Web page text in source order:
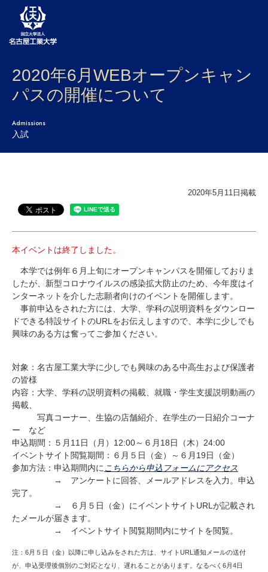
大学案内
学部・大学院・センター
入試
学生生活
社会連携
国際交流
研究・教員Navi
受験生 在学生
卒業生
企業・研究者
アクセス
キャンパスマップ お問い合わせ English 資料請求
2020年6月WEBオープンキャン
パスの開催について
Admissions
入試
2020年5月11日掲載
本イベントは終了しました。
本学では例年６月上旬にオープンキャンパスを開催しておりま
したが、新型コロナウイルスの感染拡大防止のため、今年度はイ
ンターネットを介した志願者向けのイベントを開催します。
事前申込をされた方には、大学、学科の説明資料をダウンロー
ドできる特設サイトのURLをお伝えしますので、本学に少しでも
興味のある方は奮ってご参加ください。
対象：名古屋工業大学に少しでも興味のある中高生および保護者
の皆様
内容：大学、学科の説明資料の掲載、就職・学生支援説明動画の
掲載、
写真コーナー、生協の店舗紹介、在学生の一日紹介コーナ
ー など
申込期間：５月11日（月）12:00～６月18日（木）24:00
イベントサイト閲覧期間：６月５日（金）～６月19日（金）
参加方法：申込期間内に こちらから申込フォームにアクセス
→ アンケートに回答、メールアドレスを入力。申込
完了。
→ ６月５日（金）にイベントサイトURLが記載され
たメールが届きます。
→ イベントサイト閲覧期間内にサイトを閲覧。
注：6月５日（金）以降に申し込みをされた方は、サイトURL通知メールの送付
が、申込受理後個別のご対応となり、遅れることがあります。なるべく6月4日